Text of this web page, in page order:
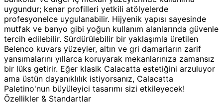
uygundur; kenar profilleri yetkili atölyelerde
profesyonelce uygulanabilir. Hijyenik yapısı sayesinde
mutfak ve banyo gibi yoğun kullanım alanlarında güvenle
tercih edilebilir. Sürdürülebilir bir yaklaşımla üretilen
Belenco kuvars yüzeyler, altın ve gri damarların zarif
yansımalarını yıllarca koruyarak mekanlarınıza zamansız
bir lüks getirir. Eğer klasik Calacatta estetiğini arzuluyor
ama üstün dayanıklılık istiyorsanız, Calacatta
Paletino'nun büyüleyici tasarımı sizi etkileyecek!
Özellikler & Standartlar